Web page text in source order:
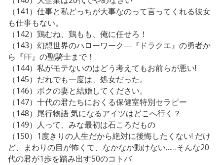
（141）仕事と私どっちが大事なのって言ってくれる彼女
も仕事もない。
（142）鶏むね、鶏もも、俺に任せろ！
（143）幻想世界のハローワーク―『ドラクエ』の勇者か
ら『FF』の聖騎士まで！
（144）私がモテないのはどう考えてもお前らが悪い!
（145）だれでも一度は、処女だった。
（146）ボクの妻と結婚してください。
（147）十代の君たちにおくる保健室特別セラピー
（148）尾行物語 気になるアイツはどこへ行く？
（149）人って、みな最初は石ころだもの
（150）1度きりの人生だから絶対に後悔したくない! だけ
ど、まわりの目が怖くて、なかなか動けない……そんな20
代の君が1歩を踏み出す50のコトバ